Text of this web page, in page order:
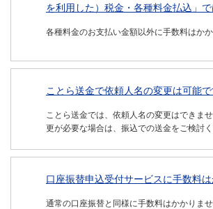
を利用した）税金・各種料金払込」で
各種料金のお支払い金額以外に手数料はか
ことら送金で依頼人名の変更は可能で
ことら送金では、依頼人名の変更はできま
更が必要な場合は、振込での送金をご検討く
口座振替申込受付サービスに手数料
通常の口座振替と同様に手数料はかかりませ